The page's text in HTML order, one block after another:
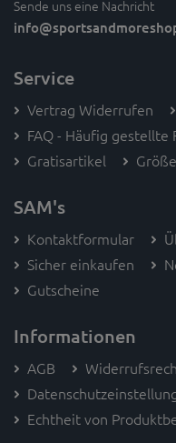
Sende uns eine Nachricht
info
Service
Vertrag Widerrufen
FAQ - Häufig gestellte
Gratisartikel
SAM's
Kontaktformular
Sicher einkaufen
Gutscheine
Informationen
AGB
Echtheit von